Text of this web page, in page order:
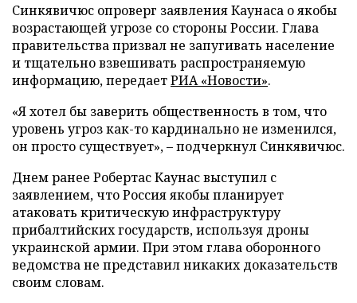
Синкявичюс опроверг заявления Каунаса о якобы
возрастающей угрозе со стороны России. Глава
правительства призвал не запугивать население
и тщательно взвешивать распространяемую
информацию, передаетРИА «Новости».
«Я хотел бы заверить общественность в том, что
уровень угроз как-то кардинально не изменился,
он просто существует», – подчеркнул Синкявичюс.
Днем ранее Робертас Каунас выступил с
заявлением, что Россия якобы планирует
атаковать критическую инфраструктуру
прибалтийских государств, используя дроны
украинской армии. При этом глава оборонного
ведомства не представил никаких доказательств
своим словам.